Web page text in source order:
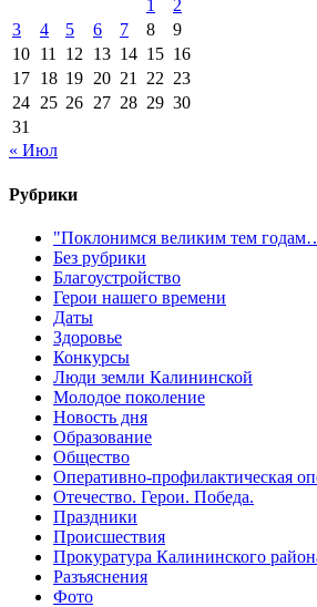
1
2
3
4 5 6 7 8
9
10 11 12 13 14 15 16
17 18 19 20 21 22 23
24 25 26 27 28 29 30
31
« Июл
Рубрики
"Поклонимся великим тем
Без рубрики
Благоустройство
Герои нашего времени
Даты
Здоровье
Конкурсы
Люди земли Калининской
Молодое поколение
Новость дня
Образование
Общество
Оперативно-профилактическая
Отечество. Герои. Победа.
Праздники
Происшествия
Прокуратура Калининского
Разъяснения
Фото